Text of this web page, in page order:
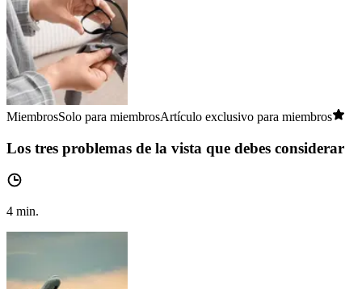
MiembrosSolo para miembrosArtículo exclusivo para miembros
Los tres problemas de la vista que debes considerar
4 min.